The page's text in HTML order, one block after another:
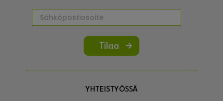
Tilaa
YHTEISTYÖSSÄ